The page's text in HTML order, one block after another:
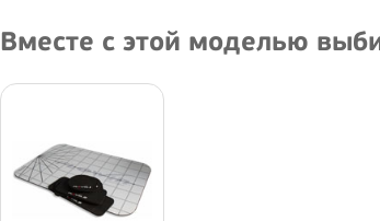
Вместе с этой моделью